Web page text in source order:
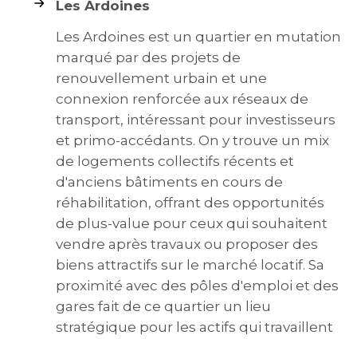
Les Ardoines
Les Ardoines est un quartier en mutation
marqué par des projets de
renouvellement urbain et une
connexion renforcée aux réseaux de
transport, intéressant pour investisseurs
et primo-accédants. On y trouve un mix
de logements collectifs récents et
d'anciens bâtiments en cours de
réhabilitation, offrant des opportunités
de plus-value pour ceux qui souhaitent
vendre après travaux ou proposer des
biens attractifs sur le marché locatif. Sa
proximité avec des pôles d'emploi et des
gares fait de ce quartier un lieu
stratégique pour les actifs qui travaillent